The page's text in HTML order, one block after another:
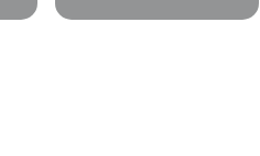
carbonio da 2100